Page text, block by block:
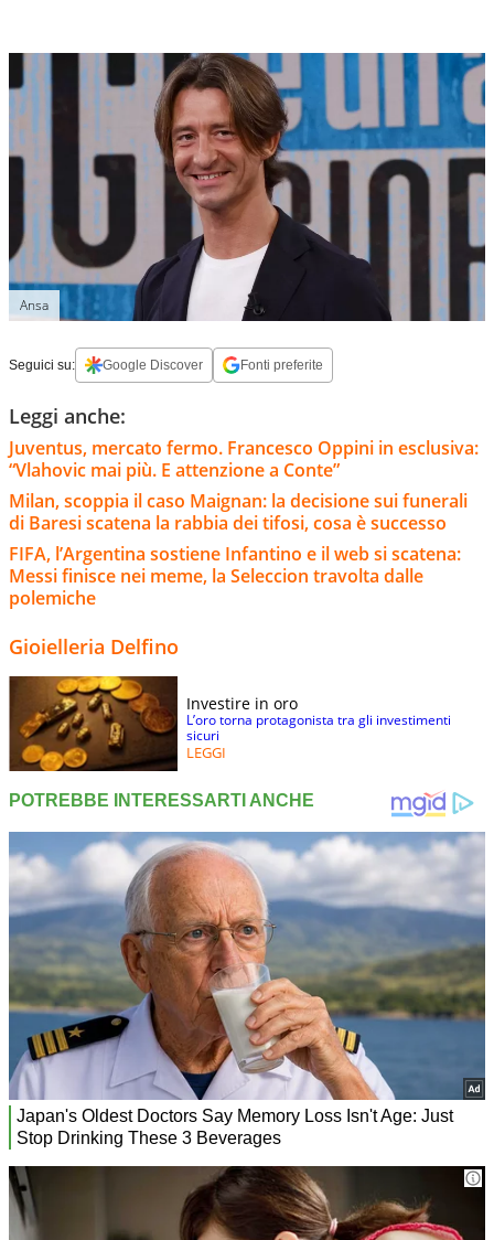
Ansa
Seguici su: Google Discover Fonti preferite
Leggi anche:
Juventus, mercato fermo. Francesco Oppini in esclusiva:
“Vlahovic mai più. E attenzione a Conte”
Milan, scoppia il caso Maignan: la decisione sui funerali
di Baresi scatena la rabbia dei tifosi, cosa è successo
FIFA, l’Argentina sostiene Infantino e il web si scatena:
Messi finisce nei meme, la Seleccion travolta dalle
polemiche
Gioielleria Delfino
Investire in oro
L’oro torna protagonista tra gli investimenti
sicuri
LEGGI